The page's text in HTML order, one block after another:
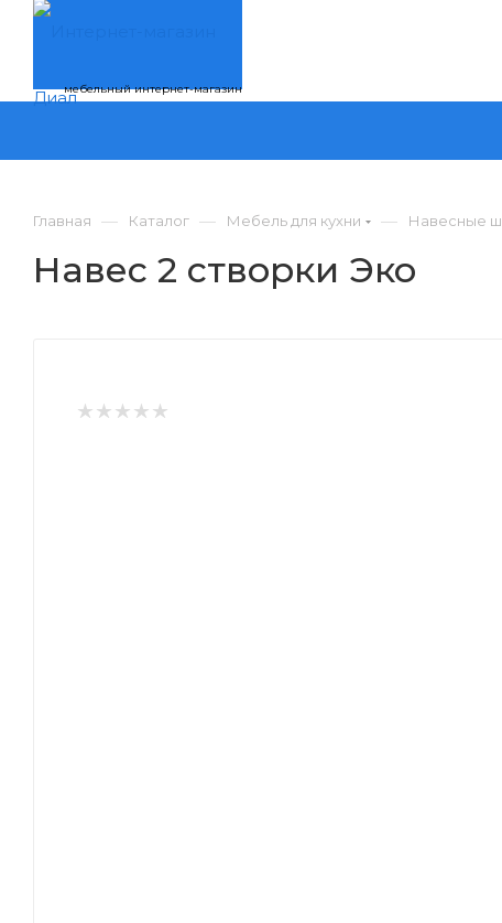
мебельный интернет-магазин
Главная — Каталог — Мебель для кухни — Навесные
Навес 2 створки Эко